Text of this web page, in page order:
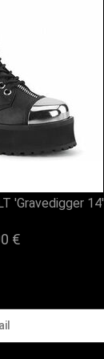
'Gravedigger 14'
€